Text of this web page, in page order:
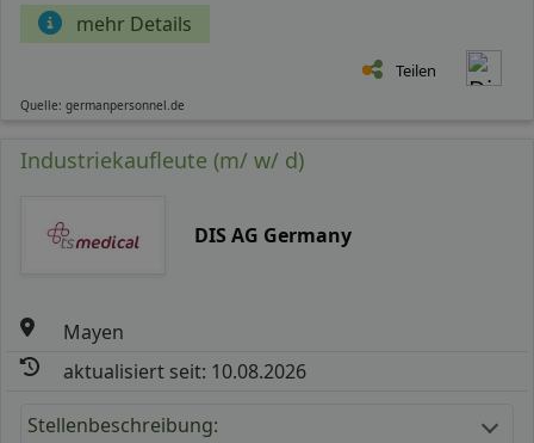
mehr Details
Teilen
Quelle: germanpersonnel.de
Industriekaufleute (m/ w/ d)
DIS AG Germany
Mayen
aktualisiert seit: 10.08.2026
Stellenbeschreibung: